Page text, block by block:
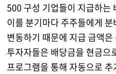
500 구성 기업들이 지급하는
이를 분기마다 주주들에게
변동하기 때문에 지급 금액
투자자들은 배당금을 현금으
프로그램을 통해 자동으로